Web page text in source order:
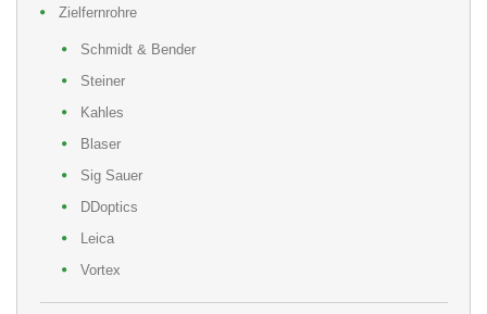
Zielfernrohre
Schmidt & Bender
Steiner
Kahles
Blaser
Sig Sauer
DDoptics
Leica
Vortex